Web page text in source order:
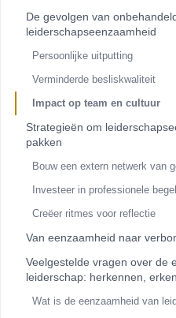
De gevolgen van
leiderschapseenzaamheid
Persoonlijke uitputting
Verminderde besliskwaliteit
Impact op team en cultuur
Strategieën om
pakken
Bouw een extern netwerk van
Investeer in professionele
Creëer ritmes voor reflectie
Van eenzaamheid naar
Veelgestelde vragen over de
leiderschap: herkennen,
Wat is de eenzaamheid van